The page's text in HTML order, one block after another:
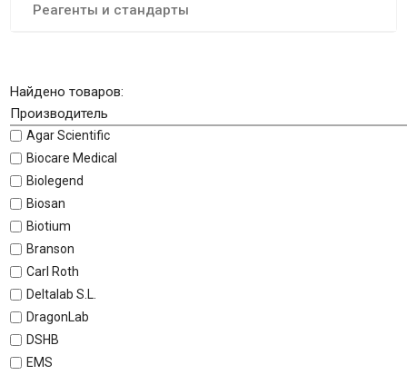
Реагенты и стандарты
Найдено товаров:
Производитель
Agar Scientific
Biocare Medical
Biolegend
Biosan
Biotium
Branson
Carl Roth
Deltalab S.L.
DragonLab
DSHB
EMS